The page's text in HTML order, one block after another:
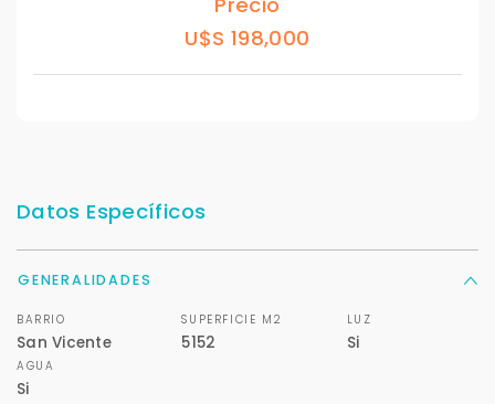
U$S 198,000
Datos Específicos
GENERALIDADES
BARRIO
San Vicente
SUPERFICIE M2
5152
LUZ
Si
AGUA
Si
Para responderte
mejor y más rápido